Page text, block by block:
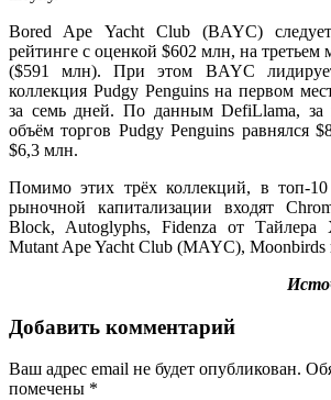
Bored Ape Yacht Club (BAYC)
рейтинге с оценкой $602 млн, на третьем
($591 млн). При этом BAYC
коллекция Pudgy Penguins на первом
за семь дней. По данным DefiLlama,
объём торгов Pudgy Penguins
$6,3 млн.
Помимо этих трёх коллекций, в топ-
рыночной капитализации входят
Block, Autoglyphs, Fidenza от Тайлера
Mutant Ape Yacht Club (MAYC), Moonbirds
Добавить комментарий
Ваш адрес email не будет опубликован.
помечены *